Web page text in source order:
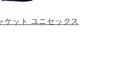
ケット ユニセックス